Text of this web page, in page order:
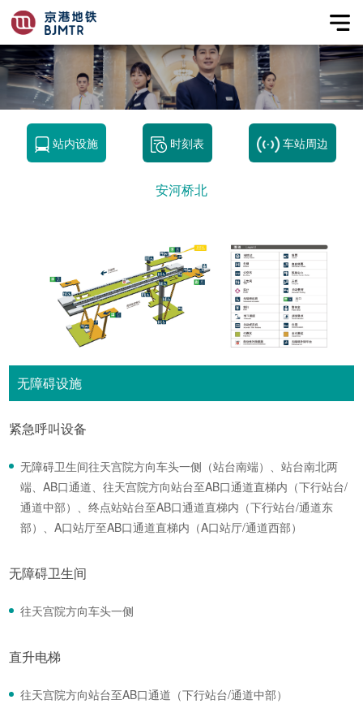
站内设施 时刻表 车站周边
安河桥北
无障碍设施
紧急呼叫设备
无障碍卫生间往天宫院方向车头一侧（站台南端）、站台南北两
端、AB口通道、往天宫院方向站台至AB口通道直梯内（下行站台/
通道中部）、终点站站台至AB口通道直梯内（下行站台/通道东
部）、A口站厅至AB口通道直梯内（A口站厅/通道西部）
无障碍卫生间
往天宫院方向车头一侧
直升电梯
往天宫院方向站台至AB口通道（下行站台/通道中部）